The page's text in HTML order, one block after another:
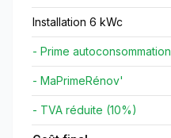
Installation 6 kWc
- Prime autoconsommation
- MaPrimeRénov'
- TVA réduite (10%)